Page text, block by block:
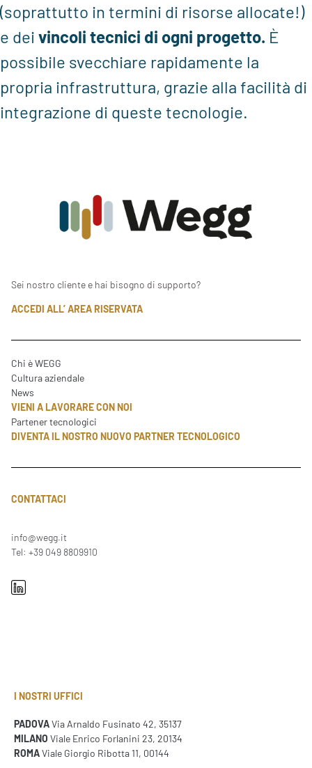
(soprattutto in termini di risorse allocate!)
e dei vincoli tecnici di ogni progetto. È
possibile svecchiare rapidamente la
propria infrastruttura, grazie alla facilità di
integrazione di queste tecnologie.
Sei nostro cliente e hai bisogno di supporto?
ACCEDI ALL’ AREA RISERVATA
Chi è WEGG
Cultura aziendale
News
VIENI A LAVORARE CON NOI
Partener tecnologici
DIVENTA IL NOSTRO NUOVO PARTNER TECNOLOGICO
CONTATTACI
info@wegg.it
Tel: +39 049 8809910
I NOSTRI UFFICI
PADOVAVia Arnaldo Fusinato 42, 35137
MILANO Viale Enrico Forlanini 23, 20134
ROMAViale Giorgio Ribotta 11, 00144